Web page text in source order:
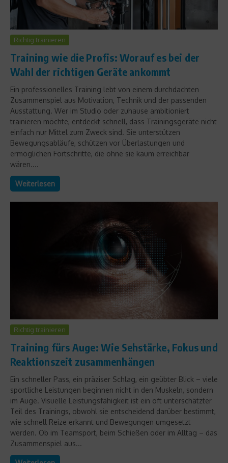
Richtig trainieren
Training wie die Profis: Worauf es bei der
Wahl der richtigen Geräte ankommt
Ein professionelles Training lebt von einem durchdachten
Zusammenspiel aus Motivation, Technik und der passenden
Ausstattung. Wer im Studio oder zuhause ambitioniert
trainieren möchte, entdeckt schnell, dass Trainingsgeräte nicht
einfach nur Mittel zum Zweck sind. Sie unterstützen
Bewegungsabläufe, schützen vor Überlastungen und
ermöglichen Fortschritte, die ohne sie kaum erreichbar
wären....
Weiterlesen
Richtig trainieren
Training fürs Auge: Wie Sehstärke, Fokus und
Reaktionszeit zusammenhängen
Ein schneller Pass, ein präziser Schlag, ein geübter Blick – viele
sportliche Leistungen beginnen nicht in den Muskeln, sondern
im Auge. Visuelle Leistungsfähigkeit ist ein oft unterschätzter
Teil des Trainings, obwohl sie entscheidend darüber bestimmt,
wie schnell Reize erkannt und Bewegungen umgesetzt
werden. Ob im Teamsport, beim Schießen oder im Alltag – das
Zusammenspiel aus...